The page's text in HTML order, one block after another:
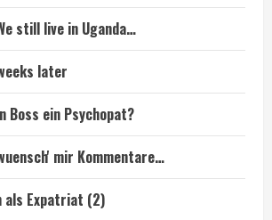
still live in Uganda…
later
Boss ein Psychopat?
mir Kommentare…
als Expatriat (2)